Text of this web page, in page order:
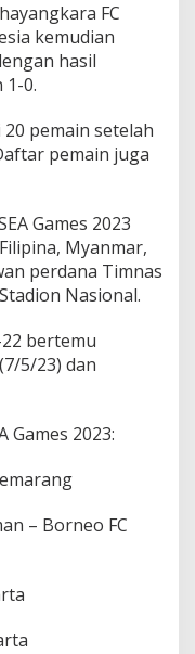
FC
kemudian
hasil
1-0.
pemain setelah
pemain juga
Games 2023
Myanmar,
perdana Timnas
Nasional.
bertemu
5/23) dan
Games 2023:
– Borneo FC